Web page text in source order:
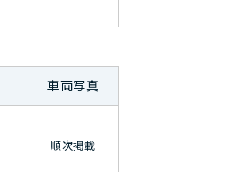
車両写真
順次掲載